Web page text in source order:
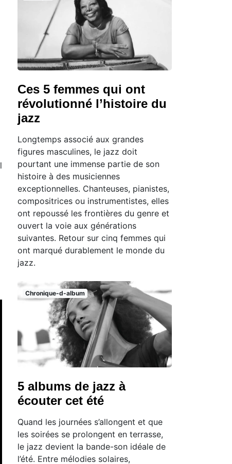
Ces 5 femmes qui ont
révolutionné l’histoire du
jazz
Longtemps associé aux grandes
figures masculines, le jazz doit
pourtant une immense partie de son
histoire à des musiciennes
exceptionnelles. Chanteuses, pianistes,
compositrices ou instrumentistes, elles
ont repoussé les frontières du genre et
ouvert la voie aux générations
suivantes. Retour sur cinq femmes qui
ont marqué durablement le monde du
jazz.
Chronique-d-album
5 albums de jazz à
écouter cet été
Quand les journées s’allongent et que
les soirées se prolongent en terrasse,
le jazz devient la bande-son idéale de
l’été. Entre mélodies solaires,